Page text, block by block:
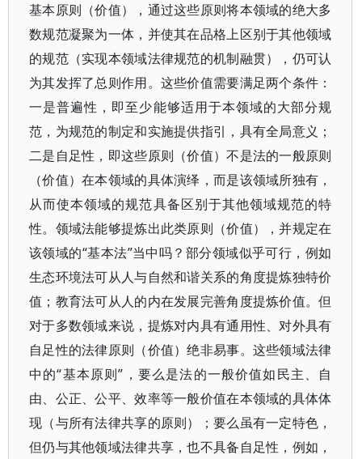
基本原则（价值），通过这些原则将本领域的绝大多
数规范凝聚为一体，并使其在品格上区别于其他领域
的规范（实现本领域法律规范的机制融贯），仍可认
为其发挥了总则作用。这些价值需要满足两个条件：
一是普遍性，即至少能够适用于本领域的大部分规
范，为规范的制定和实施提供指引，具有全局意义；
二是自足性，即这些原则（价值）不是法的一般原则
（价值）在本领域的具体演绎，而是该领域所独有，
从而使本领域的规范具备区别于其他领域规范的特
性。领域法能够提炼出此类原则（价值），并规定在
该领域的“基本法”当中吗？部分领域似乎可行，例如
生态环境法可从人与自然和谐关系的角度提炼独特价
值；教育法可从人的内在发展完善角度提炼价值。但
对于多数领域来说，提炼对内具有通用性、对外具有
自足性的法律原则（价值）绝非易事。这些领域法律
中的“基本原则”，要么是法的一般价值如民主、自
由、公正、公平、效率等一般价值在本领域的具体体
现（与所有法律共享的原则）；要么虽有一定特色，
但仍与其他领域法律共享，也不具备自足性，例如，